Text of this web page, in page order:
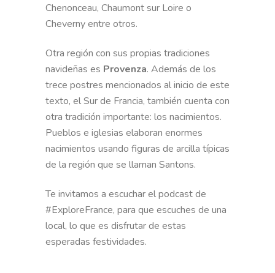
Chenonceau, Chaumont sur Loire o
Cheverny entre otros.
Otra región con sus propias tradiciones
navideñas es Provenza. Además de los
trece postres mencionados al inicio de este
texto, el Sur de Francia, también cuenta con
otra tradición importante: los nacimientos.
Pueblos e iglesias elaboran enormes
nacimientos usando figuras de arcilla típicas
de la región que se llaman Santons.
Te invitamos a escuchar el podcast de
#ExploreFrance, para que escuches de una
local, lo que es disfrutar de estas
esperadas festividades.